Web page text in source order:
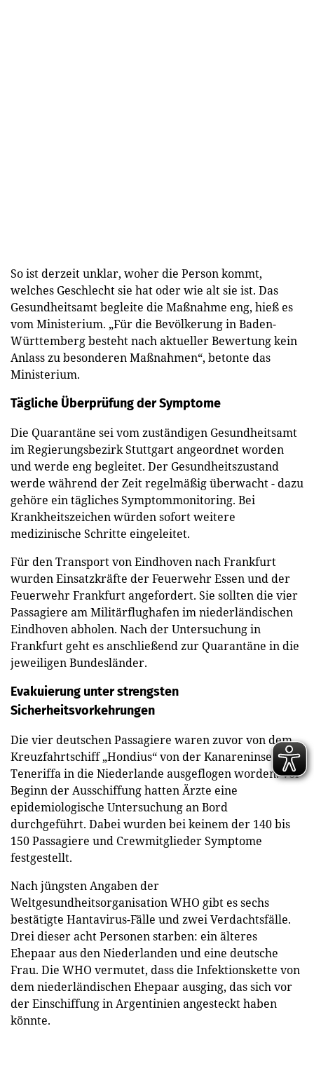
So ist derzeit unklar, woher die Person kommt,
welches Geschlecht sie hat oder wie alt sie ist. Das
Gesundheitsamt begleite die Maßnahme eng, hieß es
vom Ministerium. „Für die Bevölkerung in Baden-
Württemberg besteht nach aktueller Bewertung kein
Anlass zu besonderen Maßnahmen“, betonte das
Ministerium.
Tägliche Überprüfung der Symptome
Die Quarantäne sei vom zuständigen Gesundheitsamt
im Regierungsbezirk Stuttgart angeordnet worden
und werde eng begleitet. Der Gesundheitszustand
werde während der Zeit regelmäßig überwacht - dazu
gehöre ein tägliches Symptommonitoring. Bei
Krankheitszeichen würden sofort weitere
medizinische Schritte eingeleitet.
Für den Transport von Eindhoven nach Frankfurt
wurden Einsatzkräfte der Feuerwehr Essen und der
Feuerwehr Frankfurt angefordert. Sie sollten die vier
Passagiere am Militärflughafen im niederländischen
Eindhoven abholen. Nach der Untersuchung in
Frankfurt geht es anschließend zur Quarantäne in die
jeweiligen Bundesländer.
Evakuierung unter strengsten
Sicherheitsvorkehrungen
Die vier deutschen Passagiere waren zuvor von dem
Kreuzfahrtschiff „Hondius“ von der Kanareninsel
Teneriffa in die Niederlande ausgeflogen worden. Vor
Beginn der Ausschiffung hatten Ärzte eine
epidemiologische Untersuchung an Bord
durchgeführt. Dabei wurden bei keinem der 140 bis
150 Passagiere und Crewmitglieder Symptome
festgestellt.
Nach jüngsten Angaben der
Weltgesundheitsorganisation WHO gibt es sechs
bestätigte Hantavirus-Fälle und zwei Verdachtsfälle.
Drei dieser acht Personen starben: ein älteres
Ehepaar aus den Niederlanden und eine deutsche
Frau. Die WHO vermutet, dass die Infektionskette von
dem niederländischen Ehepaar ausging, das sich vor
der Einschiffung in Argentinien angesteckt haben
könnte.